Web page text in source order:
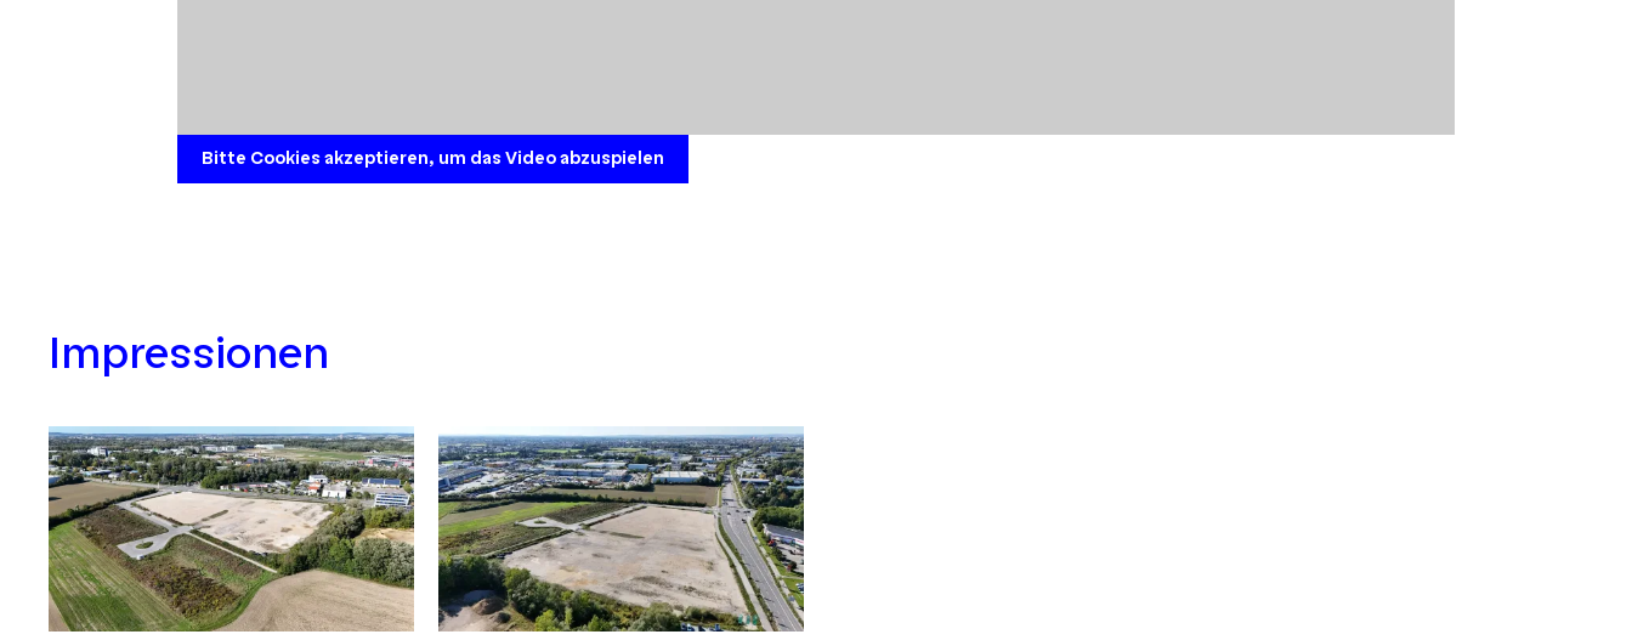
Bitte Cookies akzeptieren, um das Video abzuspielen
Impressionen